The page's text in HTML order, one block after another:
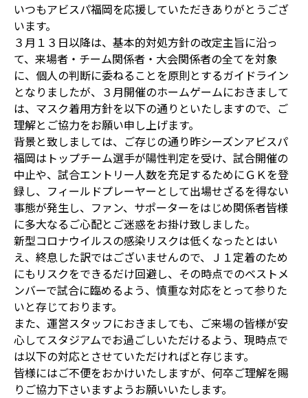
いつもアビスパ福岡を応援していただきありがとうござ
います。
３月１３日以降は、基本的対処方針の改定主旨に沿っ
て、来場者・チーム関係者・大会関係者の全てを対象
に、個人の判断に委ねることを原則とするガイドライン
となりましたが、３月開催のホームゲームにおきまして
は、マスク着用方針を以下の通りといたしますので、ご
理解とご協力をお願い申し上げます。
背景と致しましては、ご存じの通り昨シーズンアビスパ
福岡はトップチーム選手が陽性判定を受け、試合開催の
中止や、試合エントリー人数を充足するためにＧＫを登
録し、フィールドプレーヤーとして出場せざるを得ない
事態が発生し、ファン、サポーターをはじめ関係者皆様
に多大なるご心配とご迷惑をお掛け致しました。
新型コロナウイルスの感染リスクは低くなったとはい
え、終息した訳ではございませんので、Ｊ１定着のため
にもリスクをできるだけ回避し、その時点でのベストメ
ンバーで試合に臨めるよう、慎重な対応をとって参りた
いと存じております。
また、運営スタッフにおきましても、ご来場の皆様が安
心してスタジアムでお過ごしいただけるよう、現時点で
は以下の対応とさせていただければと存じます。
皆様にはご不便をおかけいたしますが、何卒ご理解を賜
りご協力下さいますようお願いいたします。